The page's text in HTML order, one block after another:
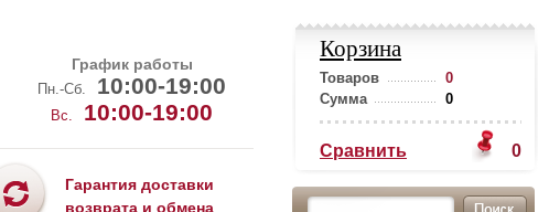
График работы
Пн.-Сб. 10:00-19:00
Вс. 10:00-19:00
Гарантия доставки
возврата и обмена
Корзина
Товаров
0
Сумма
0
Сравнить 0